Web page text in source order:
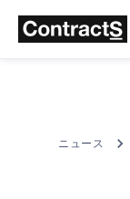
ニュース